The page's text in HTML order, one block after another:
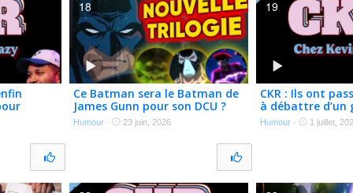
–
Ce Batman sera le Batman de
James Gunn pour son DCU ?
Annonce la trilogie de
Knightfall
Humour · 23 juin, 2026
18
CKR : Ils ont
à débattre d’un
ans avec un
CKR E264
Humour · 1 juillet,
19